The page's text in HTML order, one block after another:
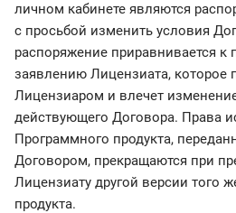
личном кабинете являются
с просьбой изменить условия
распоряжение приравнивается к
заявлению Лицензиата, которое
Лицензиаром и влечет
действующего Договора. Права
Программного продукта,
Договором, прекращаются при
Лицензиату другой версии того
продукта.